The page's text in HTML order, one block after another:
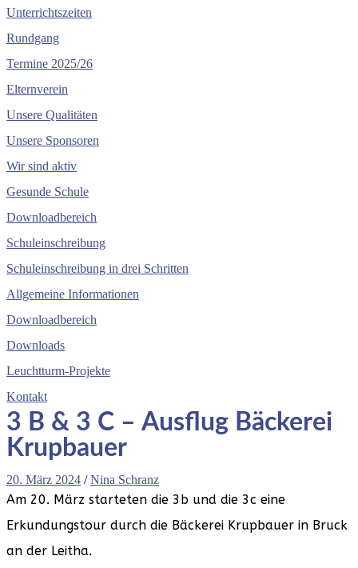
Unterrichtszeiten
Rundgang
Termine 2025/26
Elternverein
Unsere Qualitäten
Unsere Sponsoren
Wir sind aktiv
Gesunde Schule
Downloadbereich
Schuleinschreibung
Schuleinschreibung in drei Schritten
Allgemeine Informationen
Downloadbereich
Downloads
Leuchtturm-Projekte
Kontakt
3 B & 3 C – Ausflug Bäckerei
Krupbauer
20. März 2024 /Nina Schranz
Am 20. März starteten die 3b und die 3c eine
Erkundungstour durch die Bäckerei Krupbauer in Bruck
an der Leitha.